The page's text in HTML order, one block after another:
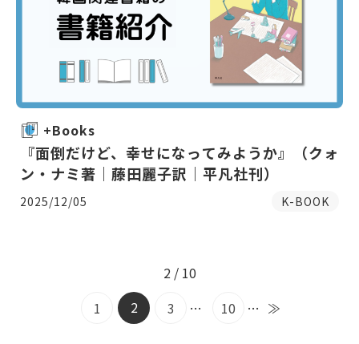
+Books
『面倒だけど、幸せになってみようか』（クォ
ン・ナミ著｜藤田麗子訳｜平凡社刊）
2025/12/05 K-BOOK
2 / 10
1
2 3 … 10 … ≫